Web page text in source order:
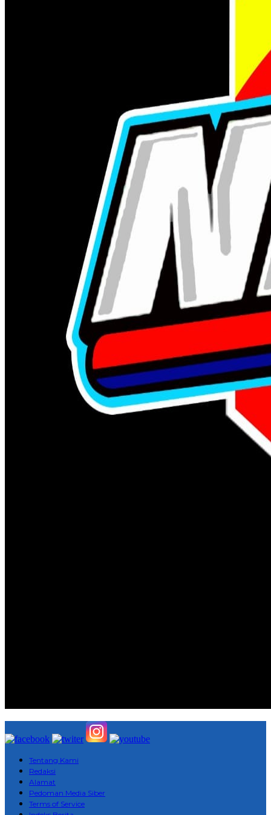
Tentang Kami
Redaksi
Alamat
Pedoman Media Siber
Terms of Service